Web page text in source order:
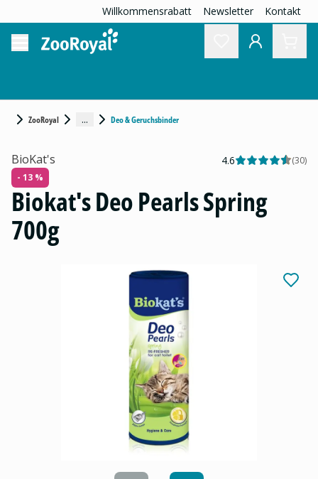
Willkommensrabatt Newsletter Kontakt
ZooRoyal ... Deo & Geruchsbinder
BioKat's 4.6 (30)
- 13 %
Biokat's Deo Pearls Spring
700g